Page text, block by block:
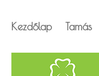
Kezdőlap Tamás